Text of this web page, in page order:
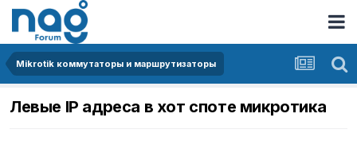
Mikrotik коммутаторы и маршрутизаторы
Левые IP адреса в хот споте микротика